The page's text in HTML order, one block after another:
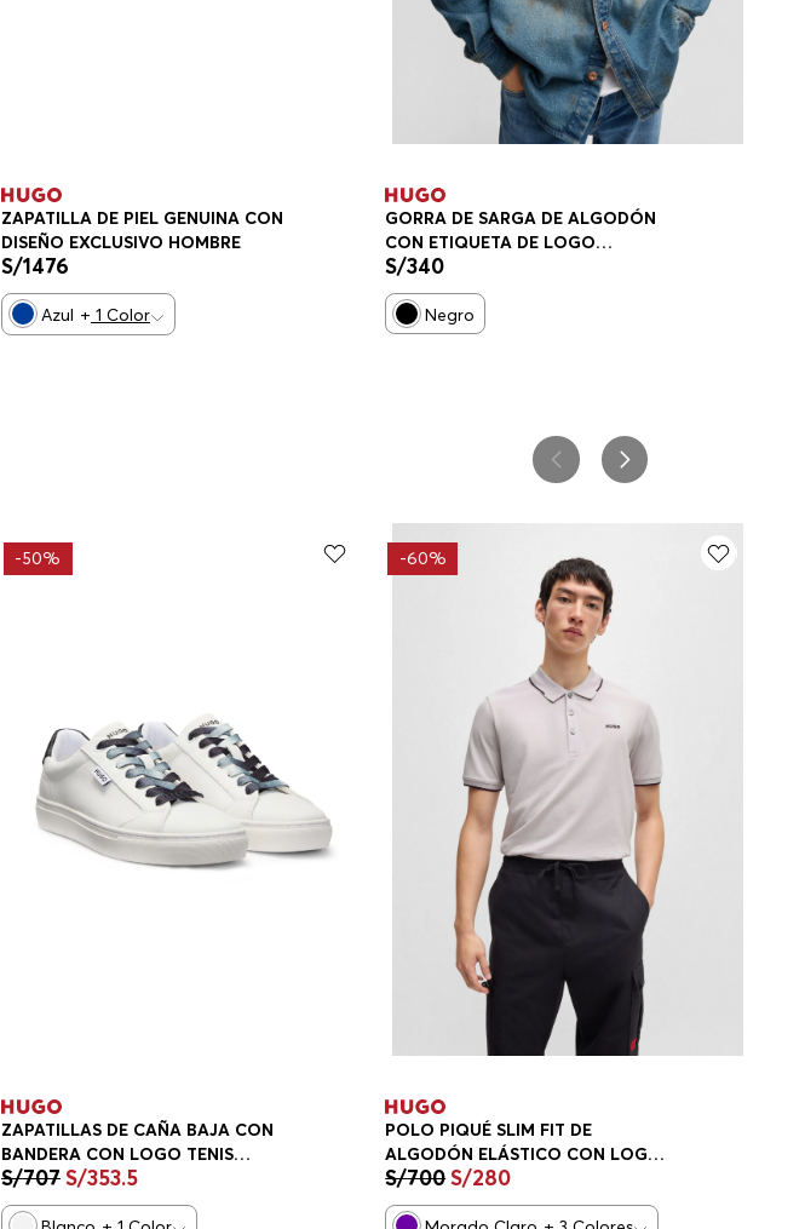
ZAPATILLA DE PIEL GENUINA CON
DISEÑO EXCLUSIVO HOMBRE
S/1476
Azul + 1 Color
GORRA DE SARGA DE ALGODÓN
CON ETIQUETA DE LOGO
BORDADO HOMBRE
S/340
Negro
-50%
ZAPATILLAS DE CAÑA BAJA CON
BANDERA CON LOGO TENIS
MUJER
S/707S/353.5
-60%
POLO PIQUÉ SLIM FIT DE
ALGODÓN ELÁSTICO CON LOGO
ESTAMPADO HOMBRE
S/700S/280